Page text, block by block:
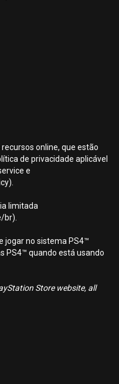
online, que estão
de privacidade aplicável
e
limitada
br).
jogar no sistema PS4™
PS4™ quando está usando
Store website, all